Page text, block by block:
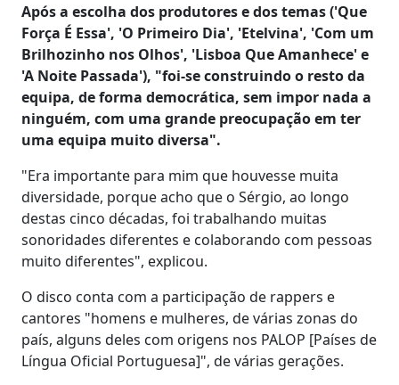
Após a escolha dos produtores e dos temas ('Que
Força É Essa', 'O Primeiro Dia', 'Etelvina', 'Com um
Brilhozinho nos Olhos', 'Lisboa Que Amanhece' e
'A Noite Passada'), "foi-se construindo o resto da
equipa, de forma democrática, sem impor nada a
ninguém, com uma grande preocupação em ter
uma equipa muito diversa".
"Era importante para mim que houvesse muita
diversidade, porque acho que o Sérgio, ao longo
destas cinco décadas, foi trabalhando muitas
sonoridades diferentes e colaborando com pessoas
muito diferentes", explicou.
O disco conta com a participação de rappers e
cantores "homens e mulheres, de várias zonas do
país, alguns deles com origens nos PALOP [Países de
Língua Oficial Portuguesa]", de várias gerações.